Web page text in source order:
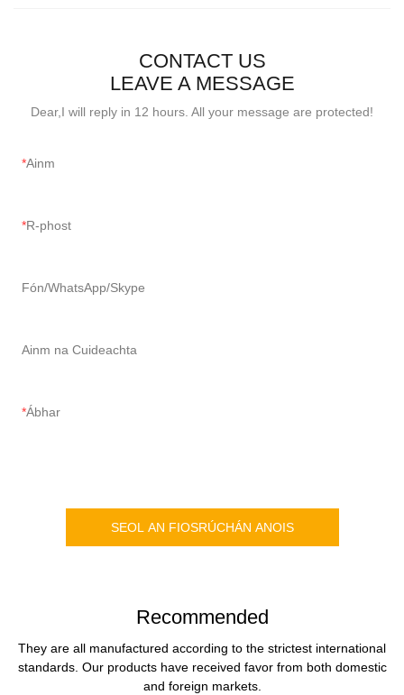
CONTACT US
LEAVE A MESSAGE
Dear,I will reply in 12 hours. All your message are protected!
Ainm
R-phost
Fón/WhatsApp/Skype
Ainm na Cuideachta
Ábhar
SEOL AN FIOSRÚCHÁN ANOIS
Recommended
They are all manufactured according to the strictest international
standards. Our products have received favor from both domestic
and foreign markets.